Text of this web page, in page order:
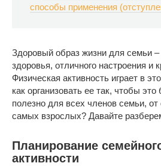
способы применения
Здоровый образ жизни для семьи –
здоровья, отличного настроения и
Физическая активность играет в
как организовать ее так, чтобы
полезно для всех членов семьи,
самых взрослых? Давайте
Планирование
активности